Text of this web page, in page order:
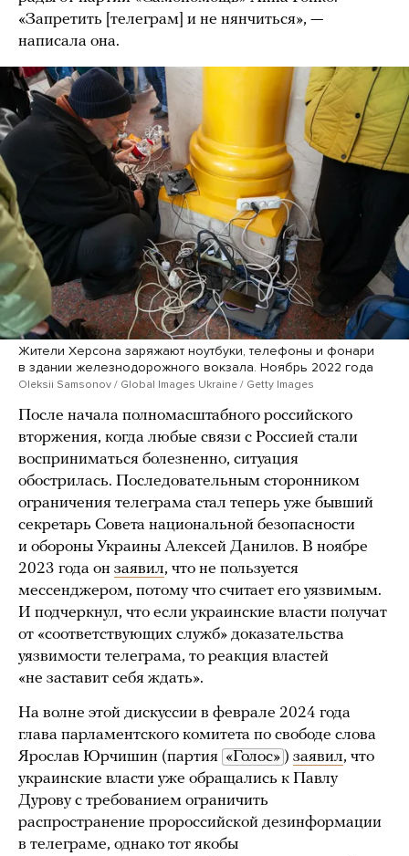
«Запретить [телеграм] и не нянчиться», —
написала она.
Жители Херсона заряжают ноутбуки, телефоны и фонари
в здании железнодорожного вокзала. Ноябрь 2022 года
Oleksii Samsonov / Global Images Ukraine / Getty Images
После начала полномасштабного российского
вторжения, когда любые связи с Россией стали
восприниматься болезненно, ситуация
обострилась. Последовательным сторонником
ограничения телеграма стал теперь уже бывший
секретарь Совета национальной безопасности
и обороны Украины Алексей Данилов. В ноябре
2023 года он заявил, что не пользуется
мессенджером, потому что считает его уязвимым.
И подчеркнул, что если украинские власти получат
от «соответствующих служб» доказательства
уязвимости телеграма, то реакция властей
«не заставит себя ждать».
На волне этой дискуссии в феврале 2024 года
глава парламентского комитета по свободе слова
Ярослав Юрчишин (партия «Голос» ) заявил, что
украинские власти уже обращались к Павлу
Дурову с требованием ограничить
распространение пророссийской дезинформации
в телеграме, однако тот якобы